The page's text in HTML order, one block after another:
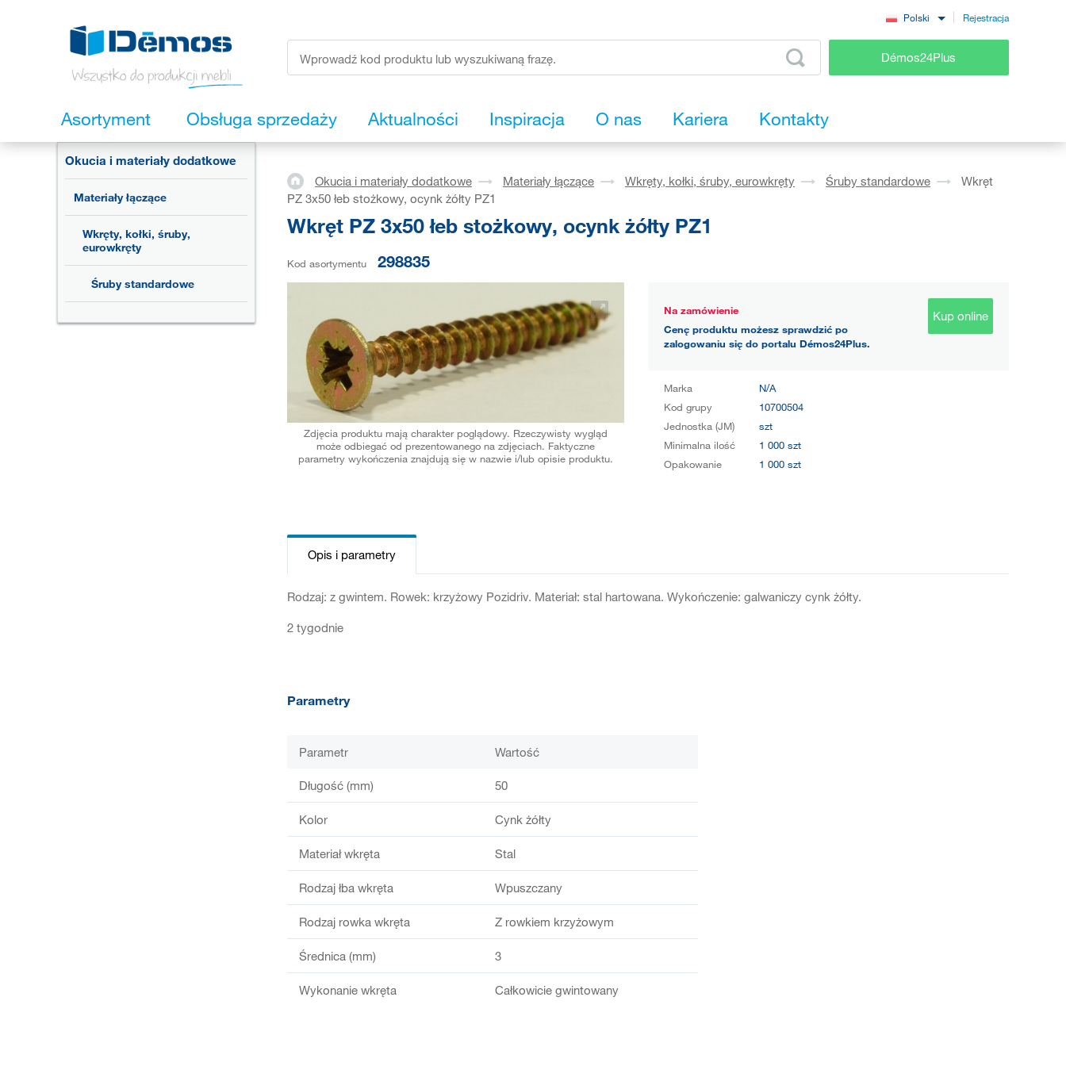
Polski Rejestracja
Démos24Plus
Asortyment Obsługa sprzedaży Aktualności Inspiracja O nas Kariera Kontakty
Okucia i materiały dodatkowe
Materiały łączące
Wkręty, kołki, śruby,
eurowkręty
Śruby standardowe
Okucia i materiały dodatkowe Materiały łączące Wkręty, kołki, śruby, eurowkręty Śruby standardowe
Wkręt
PZ 3x50 łeb stożkowy, ocynk żółty PZ1
Wkręt PZ 3x50 łeb stożkowy, ocynk żółty PZ1
Kod asortymentu 298835
Zdjęcia produktu mają charakter poglądowy. Rzeczywisty wygląd
może odbiegać od prezentowanego na zdjęciach. Faktyczne
parametry wykończenia znajdują się w nazwie i/lub opisie produktu.
Na zamówienie
Cenę produktu możesz sprawdzić po
zalogowaniu się do portalu Démos24Plus.
Kup online
Marka
N/A
Kod grupy
10700504
Jednostka (JM)
szt
Minimalna ilość
1 000 szt
Opakowanie
1 000 szt
Opis i parametry
Rodzaj: z gwintem. Rowek: krzyżowy Pozidriv. Materiał: stal hartowana. Wykończenie: galwaniczy cynk żółty.
2 tygodnie
Parametry
Parametr Wartość
Długość (mm) 50
Kolor Cynk żółty
Materiał wkręta Stal
Rodzaj łba wkręta Wpuszczany
Rodzaj rowka wkręta Z rowkiem krzyżowym
Średnica (mm) 3
Wykonanie wkręta Całkowicie gwintowany